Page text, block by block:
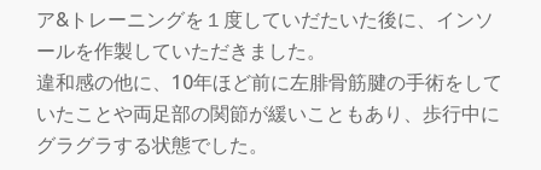
ア&トレーニングを１度していだたいた後に、インソ
ールを作製していただきました。
違和感の他に、10年ほど前に左腓骨筋腱の手術をして
いたことや両足部の関節が緩いこともあり、歩行中に
グラグラする状態でした。